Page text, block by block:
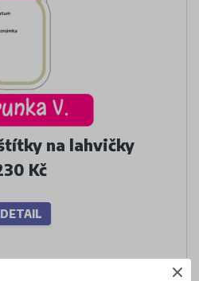
na lahvičky
Kč
DETAIL